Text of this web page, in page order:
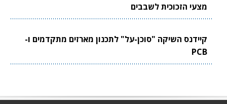
מצעי הזכוכית לשבבים
קיידנס השיקה "סוכן-על" לתכנון מארזים מתקדמים ו-
PCB